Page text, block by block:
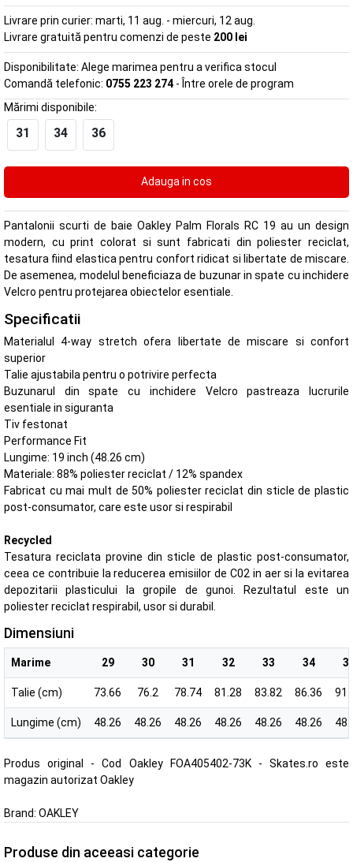
Livrare prin curier: marti, 11 aug. - miercuri, 12 aug.
Livrare gratuită pentru comenzi de peste 200 lei
Disponibilitate: Alege marimea pentru a verifica stocul
Comandă telefonic: 0755 223 274 - Între orele de program
Mărimi disponibile:
31 34 36
Pantalonii scurti de baie Oakley Palm Florals RC 19 au un design
modern, cu print colorat si sunt fabricati din poliester reciclat,
tesatura fiind elastica pentru confort ridicat si libertate de miscare.
De asemenea, modelul beneficiaza de buzunar in spate cu inchidere
Velcro pentru protejarea obiectelor esentiale.
Specificatii
Materialul 4-way stretch ofera libertate de miscare si confort
superior
Talie ajustabila pentru o potrivire perfecta
Buzunarul din spate cu inchidere Velcro pastreaza lucrurile
esentiale in siguranta
Tiv festonat
Performance Fit
Lungime: 19 inch (48.26 cm)
Materiale: 88% poliester reciclat / 12% spandex
Fabricat cu mai mult de 50% poliester reciclat din sticle de plastic
post-consumator, care este usor si respirabil
Recycled
Tesatura reciclata provine din sticle de plastic post-consumator,
ceea ce contribuie la reducerea emisiilor de C02 in aer si la evitarea
depozitarii plasticului la gropile de gunoi. Rezultatul este un
poliester reciclat respirabil, usor si durabil.
Dimensiuni
Marime 29 30 31 32 33 34
Talie (cm) 73.66 76.2 78.74 81.28 83.82 86.36
Lungime (cm) 48.26 48.26 48.26 48.26 48.26 48.26
Produs original - Cod Oakley FOA405402-73K - Skates.ro este
magazin autorizat Oakley
Brand: OAKLEY
Produse din aceeasi categorie